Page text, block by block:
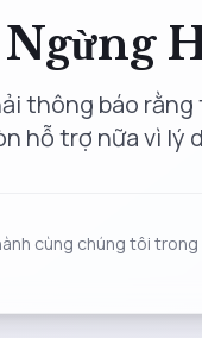
thông báo rằng
hỗ trợ nữa vì lý
cùng chúng tôi